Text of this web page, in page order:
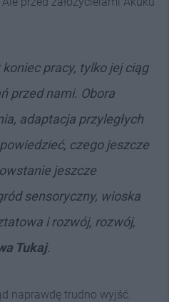
pracy, tylko jej ciąg
przed nami. Obora
adaptacja przyległych
czego jeszcze
jeszcze
sensoryczny, wioska
i rozwój, rozwój,
Tukaj.
naprawdę trudno wyjść.